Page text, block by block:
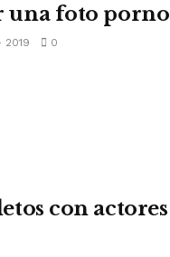
una foto porno
2019 0
con actores